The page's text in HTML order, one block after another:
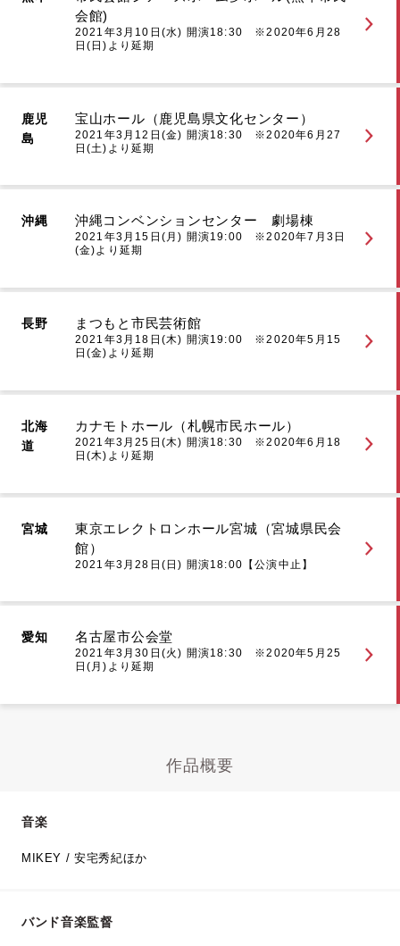
会館)
2021年3月10日(水) 開演18:30 ※2020年6月28
日(日)より延期
鹿児
島
宝山ホール（鹿児島県文化センター）
2021年3月12日(金) 開演18:30 ※2020年6月27
日(土)より延期
沖縄 沖縄コンベンションセンター 劇場棟
2021年3月15日(月) 開演19:00 ※2020年7月3日
(金)より延期
長野 まつもと市民芸術館
2021年3月18日(木) 開演19:00 ※2020年5月15
日(金)より延期
北海
道
カナモトホール（札幌市民ホール）
2021年3月25日(木) 開演18:30 ※2020年6月18
日(木)より延期
宮城
東京エレクトロンホール宮城（宮城県民会
館）
2021年3月28日(日) 開演18:00【公演中止】
愛知 名古屋市公会堂
2021年3月30日(火) 開演18:30 ※2020年5月25
日(月)より延期
作品概要
音楽
MIKEY / 安宅秀紀ほか
バンド音楽監督